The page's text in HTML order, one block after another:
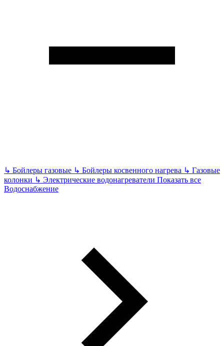
↳ Бойлеры газовые ↳ Бойлеры косвенного нагрева ↳ Газовые
колонки ↳ Электрические водонагреватели Показать все
Водоснабжение